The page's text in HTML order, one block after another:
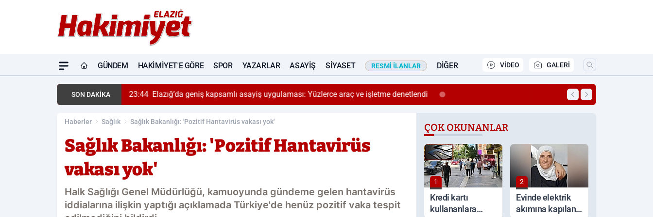
GÜNDEM HAKIMIYET'E GÖRE SPOR YAZARLAR ASAYIŞ SIYASET RESMI İLANLAR DIĞER VİDEO GALERİ
SON DAKİKA 23:44 Elazığ’da geniş kapsamlı asayiş uygulaması: Yüzlerce araç ve işletme denetlendi 22:27 Başkan Ahmet Toprak,
Haberler Sağlık Sağlık Bakanlığı: 'Pozitif Hantavirüs vakası yok'
Sağlık Bakanlığı: 'Pozitif Hantavirüs
vakası yok'
Halk Sağlığı Genel Müdürlüğü, kamuoyunda gündeme gelen hantavirüs
iddialarına ilişkin yaptığı açıklamada Türkiye'de henüz pozitif vaka tespit
ÇOK OKUNANLAR
1
Kredi kartı
kullananlara
2
Evinde elektrik
akımına kapılan